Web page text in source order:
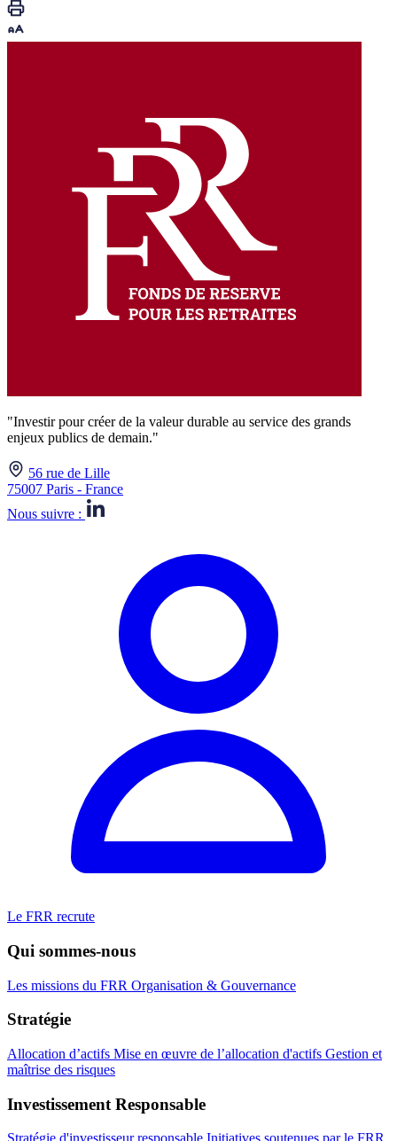
"Investir pour créer de la valeur durable au service des grands
enjeux publics de demain."
56 rue de Lille
75007 Paris - France
Nous suivre :
Le FRR recrute
Qui sommes-nous
Les missions du FRR Organisation & Gouvernance
Stratégie
Allocation d’actifs Mise en œuvre de l’allocation d'actifs Gestion et
maîtrise des risques
Investissement Responsable